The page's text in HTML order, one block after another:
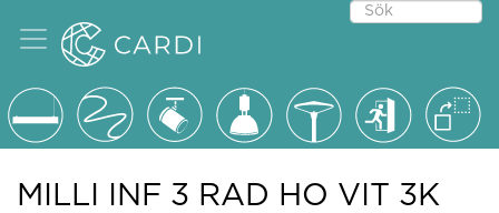
MILLI INF 3 RAD HO VIT 3K